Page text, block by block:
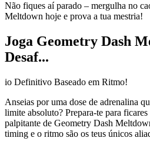
Não fiques aí parado – mergulha no
Meltdown hoje e prova a tua mestria!
Joga Geometry Dash
Desaf...
io Definitivo Baseado em Ritmo!
Anseias por uma dose de adrenalina
limite absoluto? Prepara-te para
palpitante de Geometry Dash
timing e o ritmo são os teus únicos